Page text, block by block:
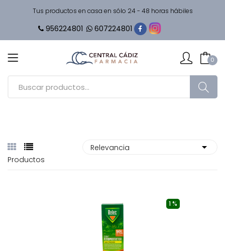
Tus productos en casa en sólo 24 - 48 horas hábiles
956224801 607224801
0
Productos
1 %